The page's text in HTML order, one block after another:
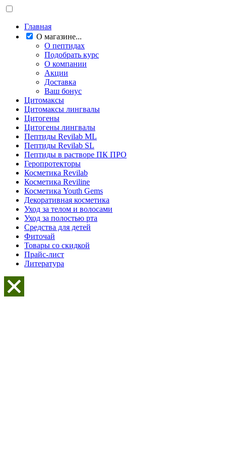
Главная
О магазине...
О пептидах
Подобрать курс
О компании
Акции
Доставка
Ваш бонус
Цитомаксы
Цитомаксы лингвалы
Цитогены
Цитогены лингвалы
Пептиды Revilab ML
Пептиды Revilab SL
Пептиды в растворе ПК ПРО
Геропротекторы
Косметика Revilab
Косметика Reviline
Косметика Youth Gems
Декоративная косметика
Уход за телом и волосами
Уход за полостью рта
Средства для детей
Фиточай
Товары со скидкой
Прайс-лист
Литература